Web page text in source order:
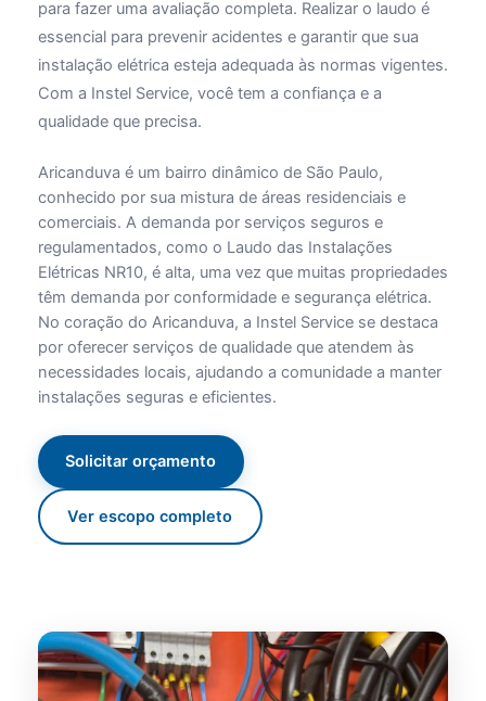
para fazer uma avaliação completa. Realizar o laudo é
essencial para prevenir acidentes e garantir que sua
instalação elétrica esteja adequada às normas vigentes.
Com a Instel Service, você tem a confiança e a
qualidade que precisa.
Aricanduva é um bairro dinâmico de São Paulo,
conhecido por sua mistura de áreas residenciais e
comerciais. A demanda por serviços seguros e
regulamentados, como o Laudo das Instalações
Elétricas NR10, é alta, uma vez que muitas propriedades
têm demanda por conformidade e segurança elétrica.
No coração do Aricanduva, a Instel Service se destaca
por oferecer serviços de qualidade que atendem às
necessidades locais, ajudando a comunidade a manter
instalações seguras e eficientes.
Solicitar orçamento
Ver escopo completo